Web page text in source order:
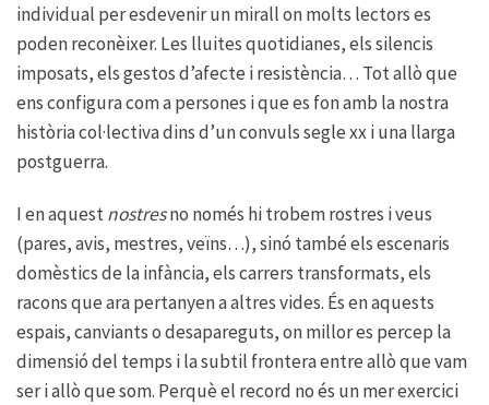
individual per esdevenir un mirall on molts lectors es
poden reconèixer. Les lluites quotidianes, els silencis
imposats, els gestos d’afecte i resistència… Tot allò que
ens configura com a persones i que es fon amb la nostra
història col·lectiva dins d’un convuls segle xx i una llarga
postguerra.
I en aquestnostresno només hi trobem rostres i veus
(pares, avis, mestres, veïns…), sinó també els escenaris
domèstics de la infància, els carrers transformats, els
racons que ara pertanyen a altres vides. És en aquests
espais, canviants o desapareguts, on millor es percep la
dimensió del temps i la subtil frontera entre allò que vam
ser i allò que som. Perquè el record no és un mer exercici